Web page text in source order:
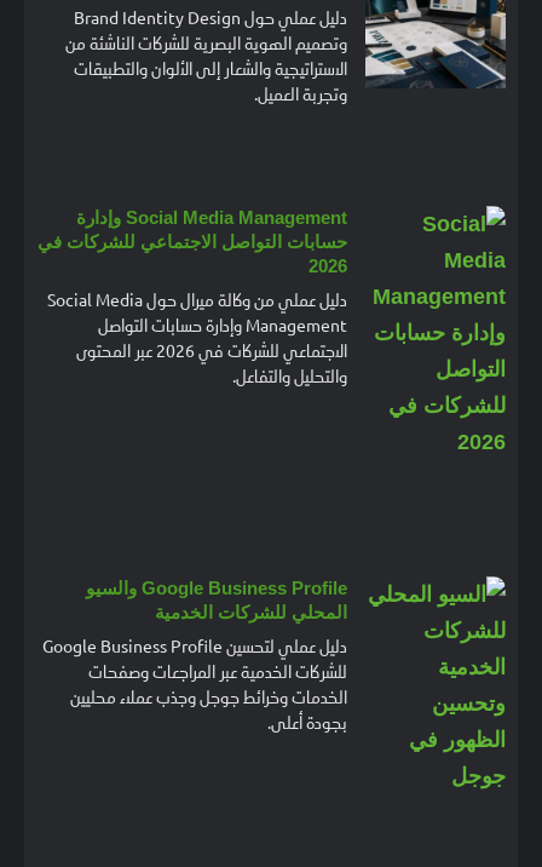
دليل عملي حول Brand Identity Design
وتصميم الهوية البصرية للشركات الناشئة من
الاستراتيجية والشعار إلى الألوان والتطبيقات
وتجربة العميل.
Social Media Management وإدارة
حسابات التواصل الاجتماعي للشركات في
2026
دليل عملي من وكالة ميرال حول Social Media
Management وإدارة حسابات التواصل
الاجتماعي للشركات في 2026 عبر المحتوى
والتحليل والتفاعل.
Google Business Profile والسيو
المحلي للشركات الخدمية
دليل عملي لتحسين Google Business Profile
للشركات الخدمية عبر المراجعات وصفحات
الخدمات وخرائط جوجل وجذب عملاء محليين
بجودة أعلى.